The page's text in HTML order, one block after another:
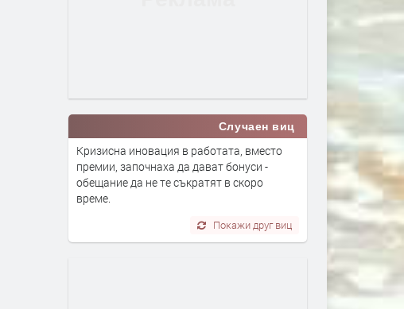
Случаен виц
Кризисна иновация в работата, вместо
премии, започнаха да дават бонуси -
обещание да не те съкратят в скоро
време.
Покажи друг виц